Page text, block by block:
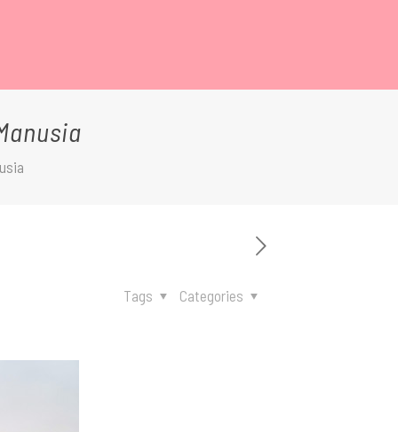
Categories
Tags